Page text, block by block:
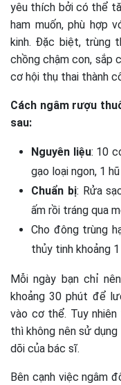
yêu thích bởi có thể
ham muốn, phù hợp
kinh. Đặc biệt, trùng
chồng chậm con, sắp
cơ hội thụ thai thành
Cách ngâm rượu
sau:
Nguyên liệu: 10
gạo loại ngon, 1
Chuẩn bị: Rửa
ấm rồi tráng qua
Cho đông trùng
thủy tinh khoảng
Mỗi ngày bạn chỉ
khoảng 30 phút để
vào cơ thể. Tuy
thì không nên sử
dõi của bác sĩ.
Bên cạnh việc ngâm